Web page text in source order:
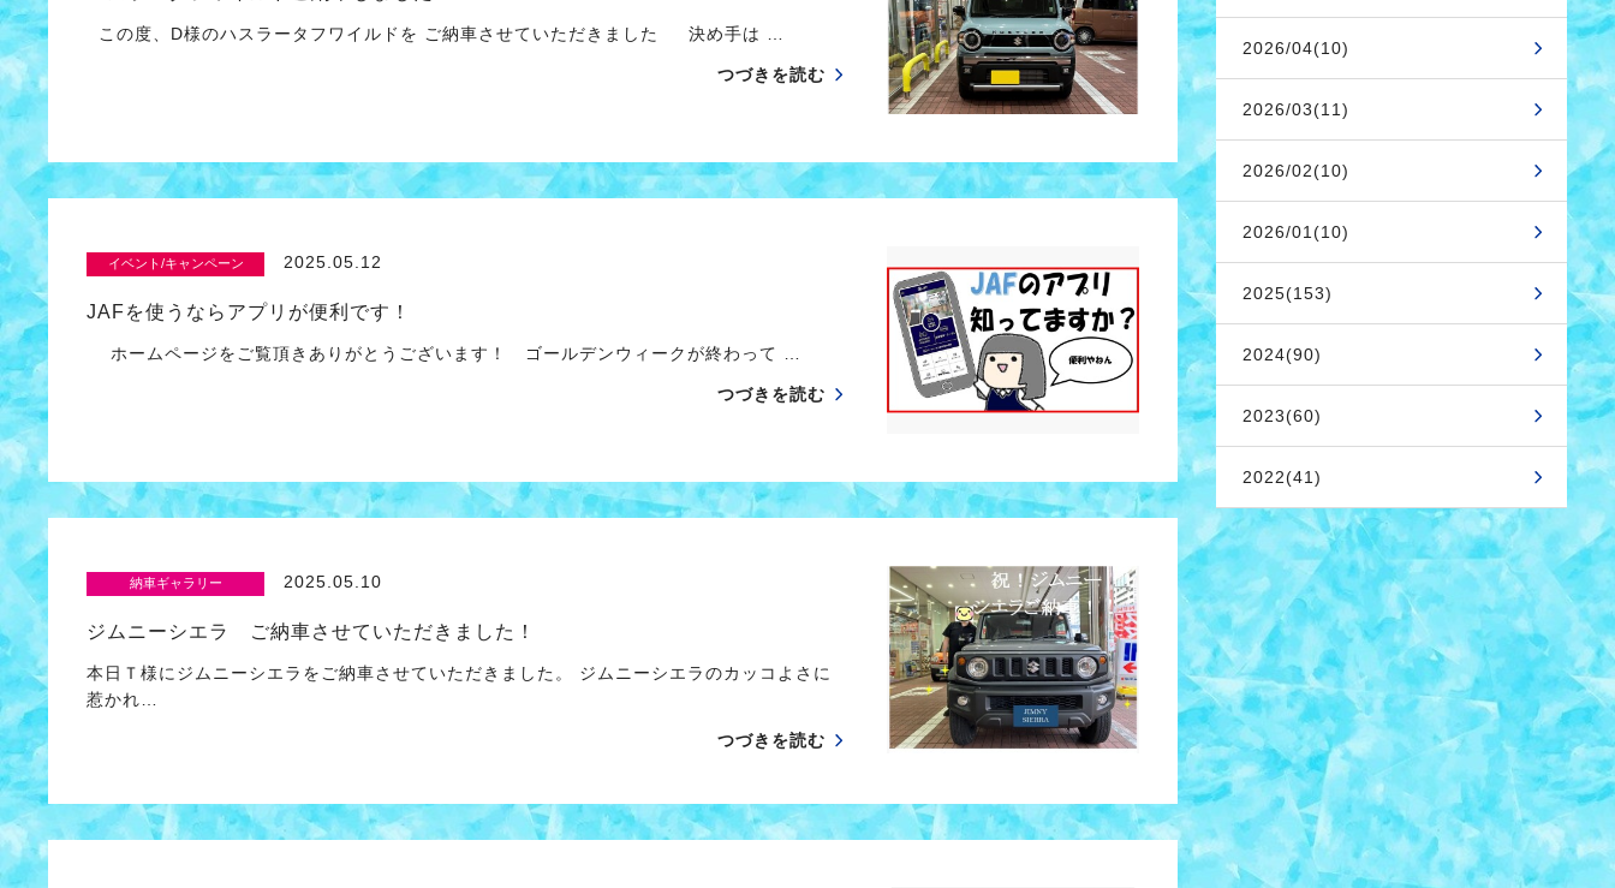
この度、D様のハスラータフワイルドを ご納車させていただきました 決め手は …
つづきを読む
イベント/キャンペーン 2025.05.12
JAFを使うならアプリが便利です！
ホームページをご覧頂きありがとうございます！ ゴールデンウィークが終わって …
つづきを読む
納車ギャラリー 2025.05.10
ジムニーシエラ ご納車させていただきました！
本日Ｔ様にジムニーシエラをご納車させていただきました。 ジムニーシエラのカッコよさに
惹かれ…
つづきを読む
2026/04(10)
2026/03(11)
2026/02(10)
2026/01(10)
2025(153)
2024(90)
2023(60)
2022(41)